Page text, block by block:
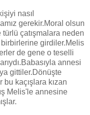
nasıl
gerekir.Moral olsun
çatışmalara neden
girdiler.Melis
de gene o teselli
annesi
gittiler.Dönüşte
kaçışlara kızan
Melis'le annesine